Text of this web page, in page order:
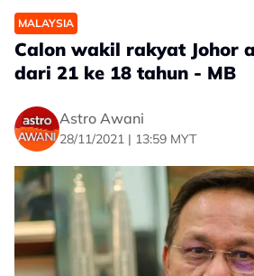
MALAYSIA
Calon wakil rakyat Johor
dari 21 ke 18 tahun - MB
Astro Awani
28/11/2021 | 13:59 MYT